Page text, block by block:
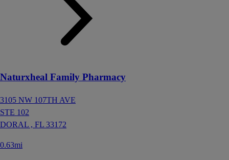
Naturxheal Family Pharmacy
3105 NW 107TH AVE
STE 102
DORAL , FL 33172
0.63mi